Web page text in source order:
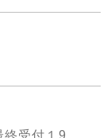
終受付１9時）
終受付１9